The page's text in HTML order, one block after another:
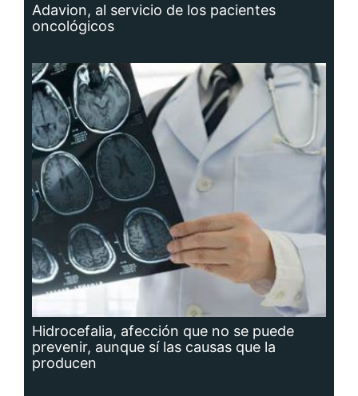
Adavion, al servicio de los pacientes
oncológicos
Hidrocefalia, afección que no se puede
prevenir, aunque sí las causas que la
producen